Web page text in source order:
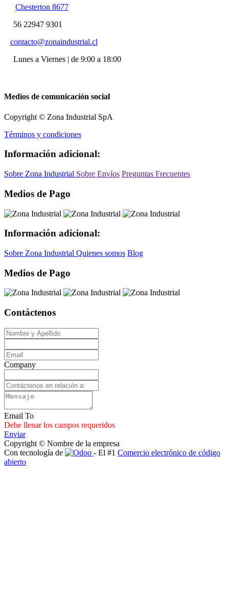
Chesterton 8677
56 22947 9301
contacto@zonaindustrial.cl
Lunes a Viernes | de 9:00 a 18:00
Medios de comunicación social
Copyright © Zona Industrial SpA
Términos y condiciones
Información adicional:
Sobre Zona Industrial Sobre Envíos Preguntas Frecuentes
Medios de Pago
Información adicional:
Sobre Zona Industrial Quienes somos Blog
Medios de Pago
Contáctenos
Company
Email To
Debe llenar los campos requeridos
Enviar
Copyright © Nombre de la empresa
Con tecnología de
- El #1 Comercio electrónico de código
abierto